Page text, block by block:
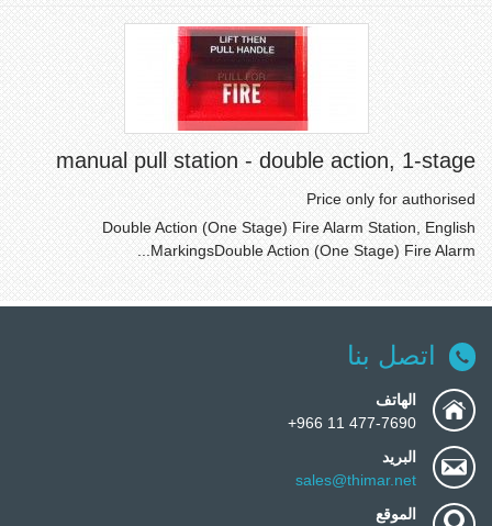
manual pull station - double action, 1-stage
Price only for authorised
Double Action (One Stage) Fire Alarm Station, English
MarkingsDouble Action (One Stage) Fire Alarm...
اتصل بنا
الهاتف
477-7690 11 966+
البريد
sales@thimar.net
الموقع